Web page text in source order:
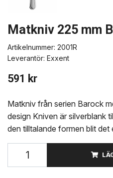
Matkniv 225 mm
Artikelnummer: 2001R
Leverantör: Exxent
591 kr
Matkniv från serien Barock
design Kniven är silverblank
den tilltalande formen blit det